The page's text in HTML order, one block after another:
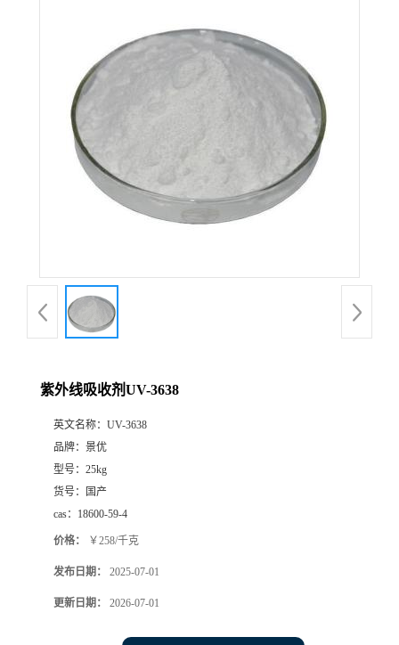
紫外线吸收剂UV-3638
英文名称： UV-3638
品牌： 景优
型号： 25kg
货号：
国产
cas： 18600-59-4
价格： ￥258/千克
发布日期： 2025-07-01
更新日期： 2026-07-01